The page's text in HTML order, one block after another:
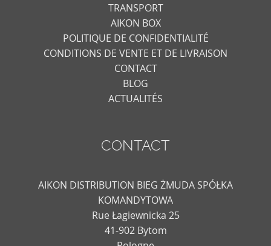
TRANSPORT
AIKON BOX
POLITIQUE DE CONFIDENTIALITÉ
CONDITIONS DE VENTE ET DE LIVRAISON
CONTACT
BLOG
ACTUALITÉS
CONTACT
AIKON DISTRIBUTION BIEG ŻMUDA SPÓŁKA
KOMANDYTOWA
Rue Łagiewnicka 25
41-902 Bytom